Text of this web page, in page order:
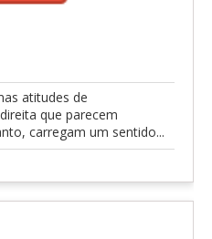
atitudes de
que parecem
carregam um sentido...